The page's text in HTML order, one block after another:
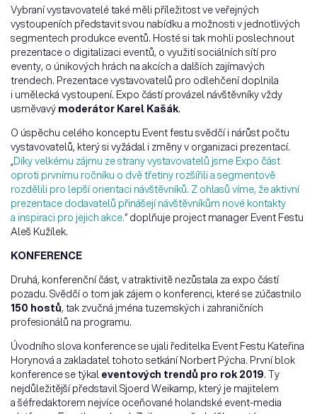
Vybraní vystavovatelé také měli příležitost ve veřejných
vystoupeních představit svou nabídku a možnosti v jednotlivých
segmentech produkce eventů. Hosté si tak mohli poslechnout
prezentace o digitalizaci eventů, o využití sociálních sítí pro
eventy, o únikových hrách na akcích a dalších zajímavých
trendech. Prezentace vystavovatelů pro odlehčení doplnila
i umělecká vystoupení. Expo částí provázel návštěvníky vždy
usměvavý moderátor Karel Kašák.
O úspěchu celého konceptu Event festu svědčí i nárůst počtu
vystavovatelů, který si vyžádal i změny v organizaci prezentací.
„Díky velkému zájmu ze strany vystavovatelů jsme Expo část
oproti prvnímu ročníku o dvě třetiny rozšířili a segmentově
rozdělili pro lepší orientaci návštěvníků. Z ohlasů víme, že aktivní
prezentace dodavatelů přinášejí návštěvníkům nové kontakty
a inspiraci pro jejich akce.“ doplňuje project manager Event Festu
Aleš Kužílek.
KONFERENCE
Druhá, konferenční část, v atraktivitě nezůstala za expo částí
pozadu. Svědčí o tom jak zájem o konferenci, které se zúčastnilo
150 hostů, tak zvučná jména tuzemských i zahraničních
profesionálů na programu.
Úvodního slova konference se ujali ředitelka Event Festu Kateřina
Horynová a zakladatel tohoto setkání Norbert Pýcha. První blok
konference se týkal eventových trendů pro rok 2019. Ty
nejdůležitější představil Sjoerd Weikamp, který je majitelem
a šéfredaktorem nejvíce oceňované holandské event-media